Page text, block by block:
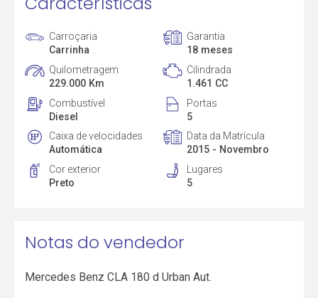
Carroçaria
Carrinha
Garantia
18 meses
Quilometragem
229.000 Km
Cilindrada
1.461 CC
Combustível
Diesel
Portas
5
Caixa de velocidades
Automática
Data da Matrícula
2015 - Novembro
Cor exterior
Preto
Lugares
5
Notas do vendedor
Mercedes Benz CLA 180 d Urban Aut.